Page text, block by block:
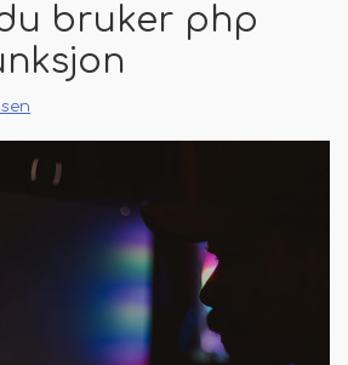
bruker php